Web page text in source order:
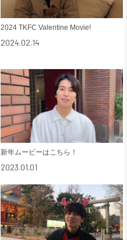
2024 TKFC Valentine Movie!
2024.02.14
新年ムービーはこちら！
2023.01.01